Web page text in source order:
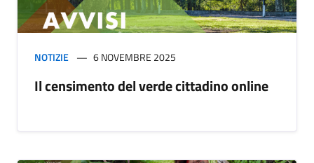
NOTIZIE 6 NOVEMBRE 2025
Il censimento del verde cittadino online